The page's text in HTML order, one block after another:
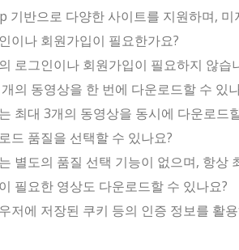
기반으로 다양한 사이트를 지원하며,
이나 회원가입이 필요한가요?
로그인이나 회원가입이 필요하지 않습
의 동영상을 한 번에 다운로드할 수 있
최대 3개의 동영상을 동시에 다운로드
드 품질을 선택할 수 있나요?
별도의 품질 선택 기능이 없으며, 항상
필요한 영상도 다운로드할 수 있나요?
저에 저장된 쿠키 등의 인증 정보를 활